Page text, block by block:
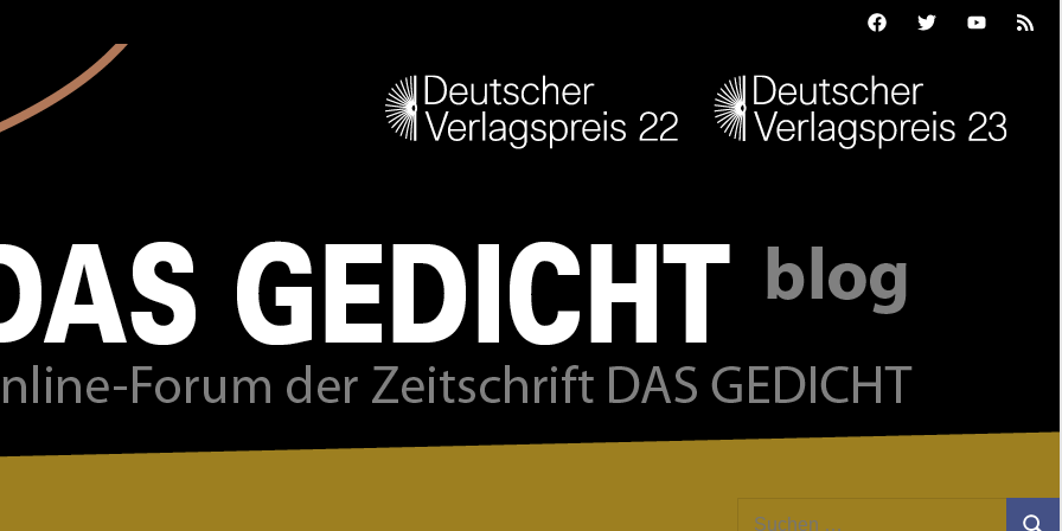
FacebookTwitterYoutubeFeed
Suchen